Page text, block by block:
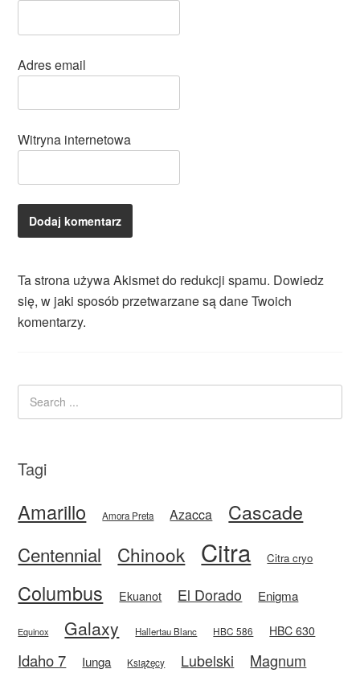
Adres email
Witryna internetowa
Ta strona używa Akismet do redukcji spamu. Dowiedz
się, w jaki sposób przetwarzane są dane Twoich
komentarzy.
Tagi
Amarillo Amora Preta Azacca Cascade
Centennial Chinook Citra Citra cryo
Columbus Ekuanot El Dorado Enigma
Equinox Galaxy Hallertau Blanc HBC 586 HBC 630
Idaho 7 Iunga Książęcy Lubelski Magnum